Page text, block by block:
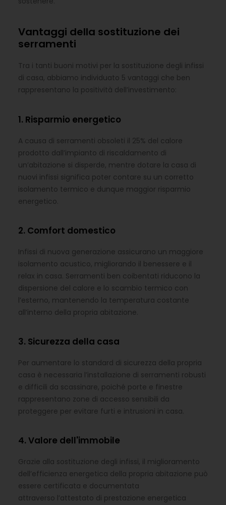
Vantaggi della sostituzione dei
serramenti
Tra i tanti buoni motivi per la sostituzione degli infissi
di casa, abbiamo individuato 5 vantaggi che ben
rappresentano la positività dell’investimento:
1. Risparmio energetico
A causa di serramenti obsoleti il 25% del calore
prodotto dall’impianto di riscaldamento di
un’abitazione si disperde, mentre dotare la casa di
nuovi infissi significa poter contare su un corretto
isolamento termico e dunque maggior risparmio
energetico.
2. Comfort domestico
Infissi di nuova generazione assicurano un maggiore
isolamento acustico, migliorando il benessere e il
relax in casa. Serramenti ben coibentati riducono la
dispersione del calore e lo scambio termico con
l’esterno, mantenendo la temperatura costante
all’interno della propria abitazione.
3. Sicurezza della casa
Per aumentare lo standard di sicurezza della propria
casa è necessaria l’installazione di serramenti robusti
e difficili da scassinare, poiché porte e finestre
rappresentano zone di accesso sensibili da
proteggere per evitare furti e intrusioni in casa.
4. Valore dell'immobile
Grazie alla sostituzione degli infissi, il miglioramento
dell’efficienza energetica della propria abitazione può
essere certificata e documentata
attraverso l’attestato di prestazione energetica